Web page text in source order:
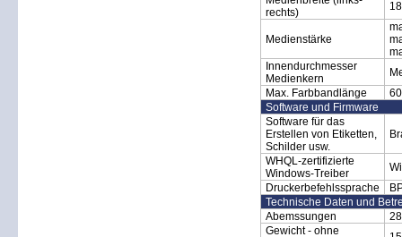
rechts)
Medienstärke
Innendurchmesser
Medienkern
Max. Farbbandlänge
Software und Firmware
Software für das
Erstellen von Etiketten,
Schilder usw.
WHQL-zertifizierte
Windows-Treiber
Druckerbefehlssprache
Technische Daten und
Abemssungen
Gewicht - ohne